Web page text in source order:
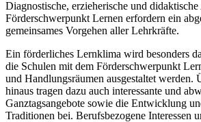
Diagnostische, erzieherische und
Förderschwerpunkt Lernen erfordern ein
gemeinsames Vorgehen aller Lehrkräfte.
Ein förderliches Lernklima wird besonders
die Schulen mit dem Förderschwerpunkt
und Handlungsräumen ausgestaltet werden.
hinaus tragen dazu auch interessante und
Ganztagsangebote sowie die Entwicklung
Traditionen bei. Berufsbezogene Interessen